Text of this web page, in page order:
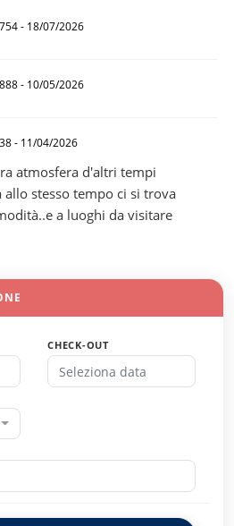
- 18/07/2026
- 10/05/2026
- 11/04/2026
atmosfera d'altri tempi
stesso tempo ci si trova
a luoghi da visitare
CHECK-OUT